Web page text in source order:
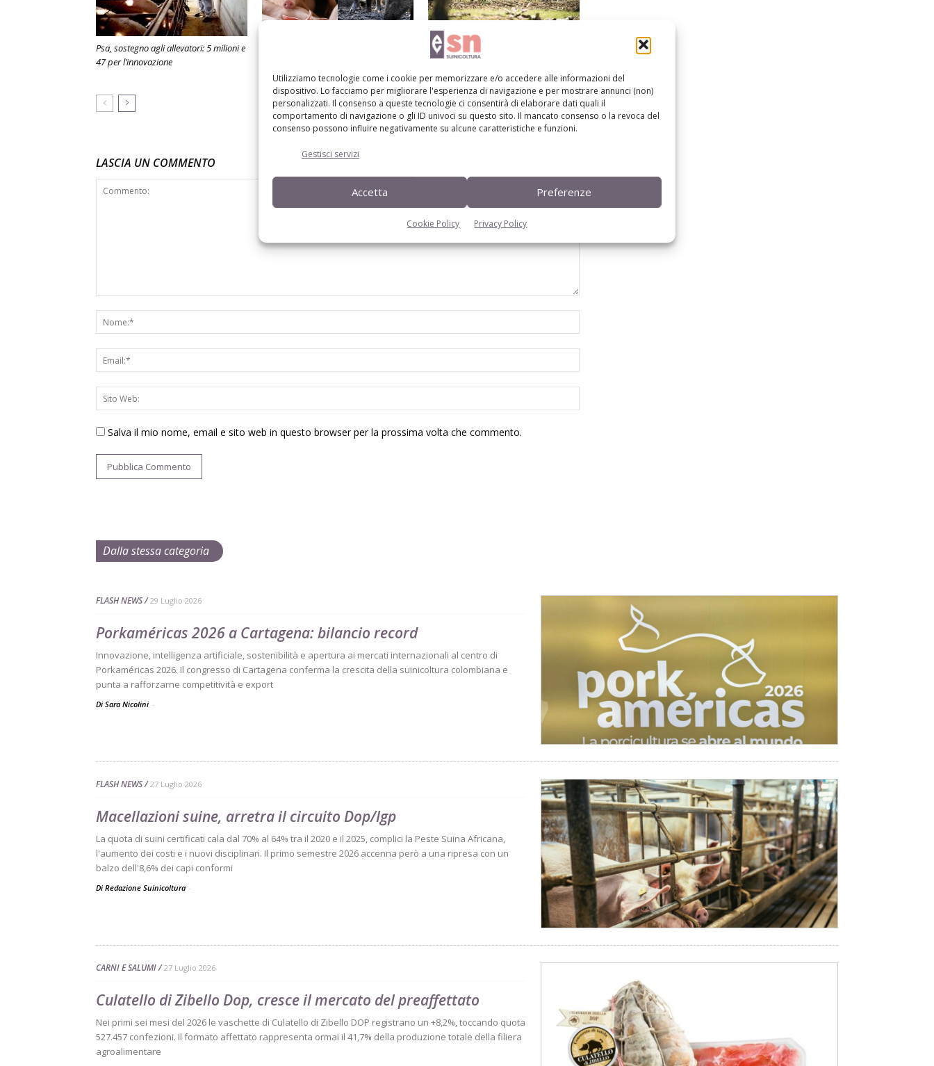
Utilizziamo tecnologie come i cookie per memorizzare e/o accedere alle informazioni del
dispositivo. Lo facciamo per migliorare l'esperienza di navigazione e per mostrare annunci (non)
personalizzati. Il consenso a queste tecnologie ci consentirà di elaborare dati quali il
comportamento di navigazione o gli ID univoci su questo sito. Il mancato consenso o la revoca del
consenso possono influire negativamente su alcune caratteristiche e funzioni.
Gestisci servizi
Accetta Preferenze
Cookie Policy Privacy Policy
Psa, sostegno agli allevatori: 5 milioni e
47 per l’innovazione
Filippini, Psa: «Vorremmo negoziare
con Bruxelles la riapertura di zone
soggette a restrizione»
LASCIA UN COMMENTO
Salva il mio nome, email e sito web in questo browser per la prossima volta che commento.
Dalla stessa categoria
FLASH NEWS 29 Luglio 2026
Porkaméricas 2026 a Cartagena: bilancio record
Innovazione, intelligenza artificiale, sostenibilità e apertura ai mercati internazionali al centro di
Porkaméricas 2026. Il congresso di Cartagena conferma la crescita della suinicoltura colombiana e
punta a rafforzarne competitività e export
Di Sara Nicolini -
FLASH NEWS 27 Luglio 2026
Macellazioni suine, arretra il circuito Dop/Igp
La quota di suini certificati cala dal 70% al 64% tra il 2020 e il 2025, complici la Peste Suina Africana,
l'aumento dei costi e i nuovi disciplinari. Il primo semestre 2026 accenna però a una ripresa con un
balzo dell'8,6% dei capi conformi
Di Redazione Suinicoltura -
CARNI E SALUMI 27 Luglio 2026
Culatello di Zibello Dop, cresce il mercato del preaffettato
Nei primi sei mesi del 2026 le vaschette di Culatello di Zibello DOP registrano un +8,2%, toccando quota
527.457 confezioni. Il formato affettato rappresenta ormai il 41,7% della produzione totale della filiera
agroalimentare